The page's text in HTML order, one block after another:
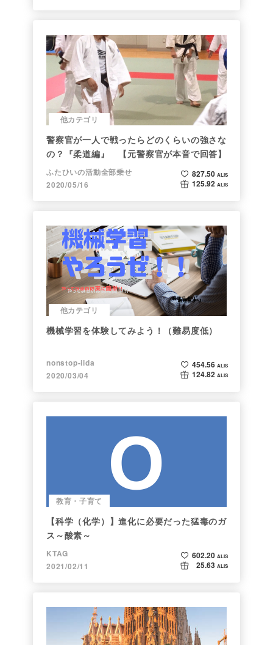
他カテゴリ
警察官が一人で戦ったらどのくらいの強さな
の？『柔道編』 【元警察官が本音で回答】
ふたひいの活動全部乗せ
2020/05/16
827.50 ALIS
125.92 ALIS
他カテゴリ
機械学習を体験してみよう！（難易度低）
nonstop-iida
2020/03/04
454.56 ALIS
124.82 ALIS
教育・子育て
【科学（化学）】進化に必要だった猛毒のガ
ス～酸素～
KTAG
2021/02/11
602.20 ALIS
25.63 ALIS